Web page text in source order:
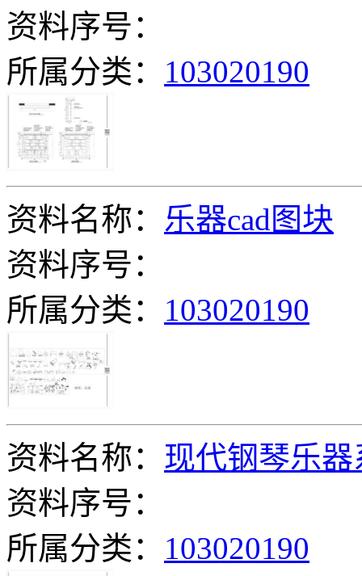
资料序号：
所属分类： 103020190
资料名称： 乐器cad图块
资料序号：
所属分类： 103020190
资料名称： 现代钢琴乐
资料序号：
所属分类： 103020190